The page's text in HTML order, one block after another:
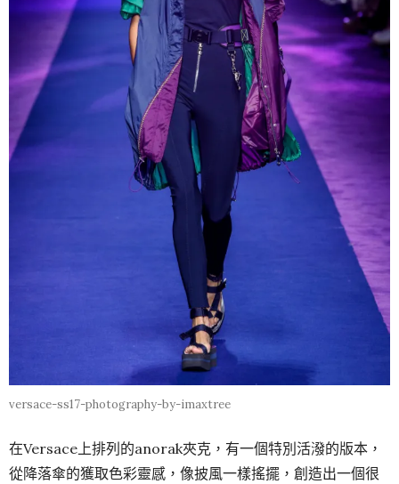
versace-ss17-photography-by-imaxtree
在Versace上排列的anorak夾克，有一個特別活潑的版本，
從降落傘的獲取色彩靈感，像披風一樣搖擺，創造出一個很